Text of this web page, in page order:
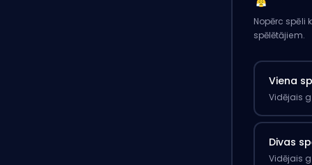
Nopērc spēli
spēlētājiem.
Viena
Vidējais
Divas
Vidējais